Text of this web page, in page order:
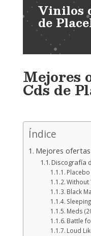
Vinilos
de
Mejores
Cds de
Índice
Mejores ofertas
Discografía
Placebo
Without
Black
Meds
Battle
Loud